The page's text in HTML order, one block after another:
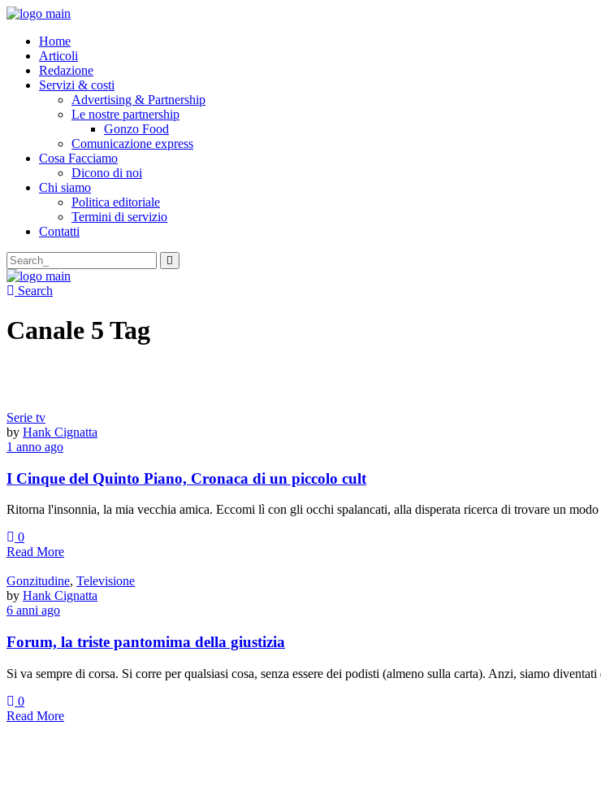
Home
Articoli
Redazione
Servizi & costi
Advertising & Partnership
Le nostre partnership
Gonzo Food
Comunicazione express
Cosa Facciamo
Dicono di noi
Chi siamo
Politica editoriale
Termini di servizio
Contatti
Search
for:
Search
Canale 5 Tag
Serie tv
by Hank Cignatta
1 anno ago
I Cinque del Quinto Piano, Cronaca di un piccolo cult
Ritorna l'insonnia, la mia vecchia amica. Eccomi lì con gli occhi spalancati, alla disperata ricerca di trovare un
0
Read More
Gonzitudine, Televisione
by Hank Cignatta
6 anni ago
Forum, la triste pantomima della giustizia
Si va sempre di corsa. Si corre per qualsiasi cosa, senza essere dei podisti (almeno sulla carta). Anzi, siamo
0
Read More